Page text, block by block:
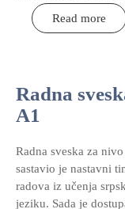
Read more
Radna
A1
Radna sveska za
sastavio je nastavni
radova iz učenja
jeziku. Sada je